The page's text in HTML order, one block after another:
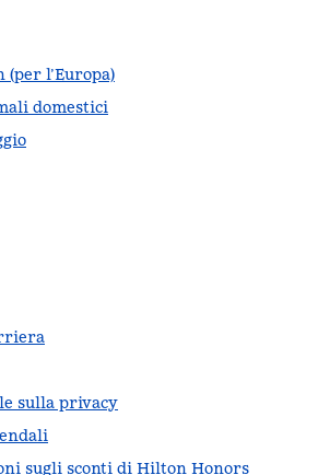
l’Europa)
domestici
sulla privacy
sugli sconti di Hilton Honors